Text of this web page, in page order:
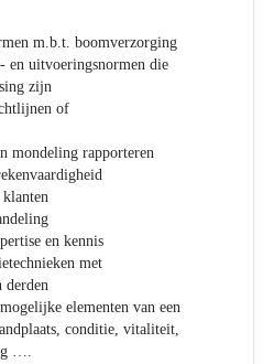
m.b.t. boomverzorging
en uitvoeringsnormen die
zijn
of
mondeling rapporteren
en kennis
met
derden
elementen van een
conditie, vitaliteit,
….